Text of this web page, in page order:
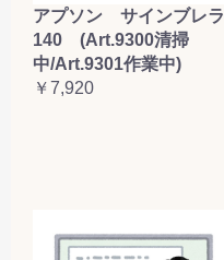
アプソン サインブレラ
140 (Art.9300清掃
中/Art.9301作業中)
￥7,920